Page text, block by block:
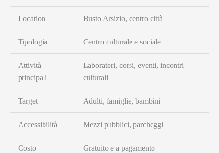
Location Busto Arsizio, centro città
Tipologia Centro culturale e sociale
Attività
principali
Laboratori, corsi, eventi, incontri
culturali
Target Adulti, famiglie, bambini
Accessibilità Mezzi pubblici, parcheggi
Costo Gratuito e a pagamento